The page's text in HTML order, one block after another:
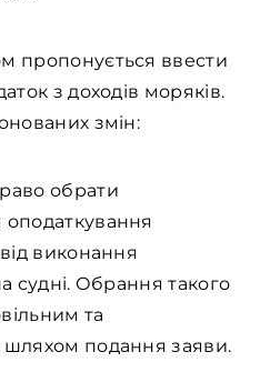
пропонується ввести
з доходів моряків.
змін:
обрати
виконання
судні. Обрання такого
та
шляхом подання заяви.